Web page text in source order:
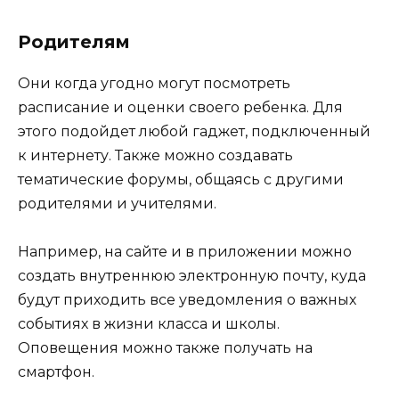
Родителям
Они когда угодно могут посмотреть
расписание и оценки своего ребенка. Для
этого подойдет любой гаджет, подключенный
к интернету. Также можно создавать
тематические форумы, общаясь с другими
родителями и учителями.
Например, на сайте и в приложении можно
создать внутреннюю электронную почту, куда
будут приходить все уведомления о важных
событиях в жизни класса и школы.
Оповещения можно также получать на
смартфон.